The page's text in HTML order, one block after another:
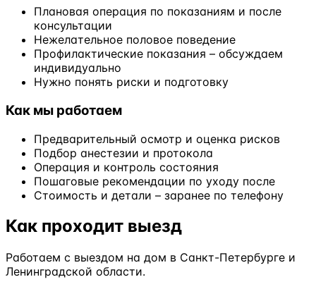
Плановая операция по показаниям и после
консультации
Нежелательное половое поведение
Профилактические показания – обсуждаем
индивидуально
Нужно понять риски и подготовку
Как мы работаем
Предварительный осмотр и оценка рисков
Подбор анестезии и протокола
Операция и контроль состояния
Пошаговые рекомендации по уходу после
Стоимость и детали – заранее по телефону
Как проходит выезд
Работаем с выездом на дом в Санкт-Петербурге и
Ленинградской области.